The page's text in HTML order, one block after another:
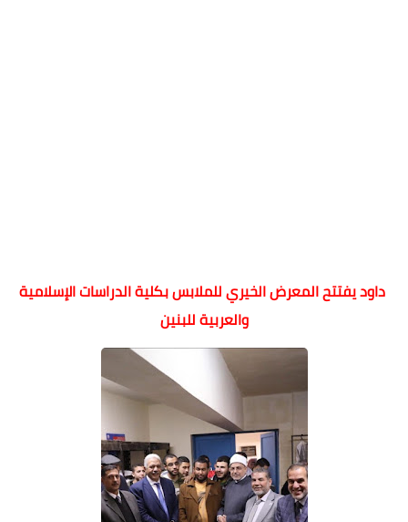
داود يفتتح المعرض الخيري للملابس بكلية الدراسات الإسلامية
والعربية للبنين